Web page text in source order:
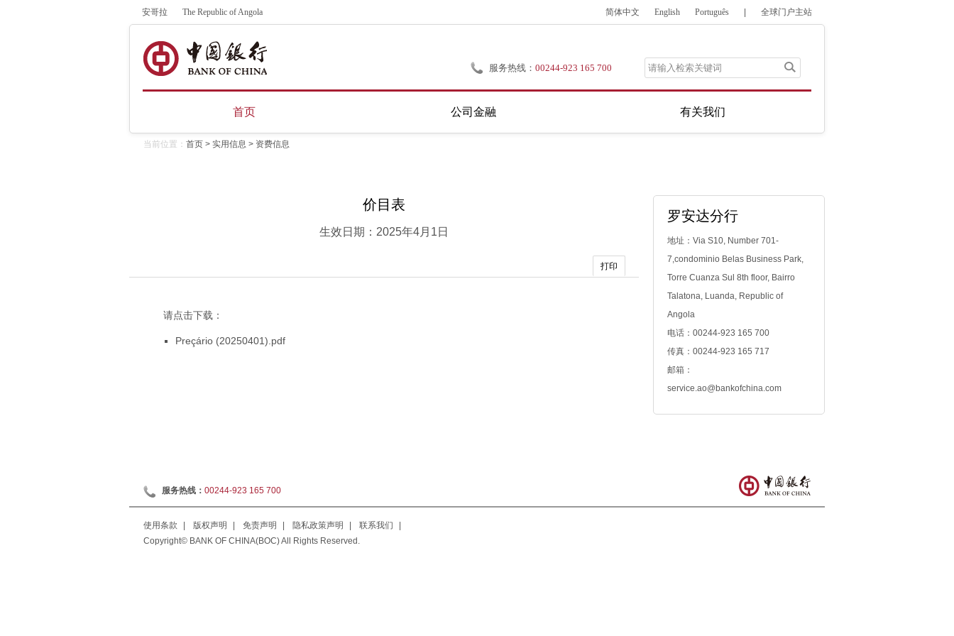
安哥拉 The Republic of Angola 简体中文 English Português 全球门户主站
服务热线： 00244-923 165 700
首页 公司金融 有关我们
当前位置： 首页 > 实用信息 > 资费信息
价目表
生效日期：2025年4月1日
打印
请点击下载：
Preçário (20250401).pdf
罗安达分行
地址：Via S10, Number 701-
7,condominio Belas Business Park,
Torre Cuanza Sul 8th floor, Bairro
Talatona, Luanda, Republic of
Angola
电话：00244-923 165 700
传真：00244-923 165 717
邮箱：
service.ao@bankofchina.com
服务热线： 00244-923 165 700
使用条款 版权声明 免责声明 隐私政策声明 联系我们
Copyright© BANK OF CHINA(BOC) All Rights Reserved.